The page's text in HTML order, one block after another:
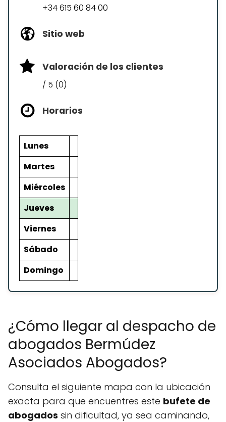
+34 615 60 84 00
Sitio web
Valoración de los clientes
/ 5 (0)
Horarios
Lunes
Martes
Miércoles
Jueves
Viernes
Sábado
Domingo
¿Cómo llegar al despacho de
abogados Bermúdez
Asociados Abogados?
Consulta el siguiente mapa con la ubicación
exacta para que encuentres este bufete de
abogados sin dificultad, ya sea caminando,